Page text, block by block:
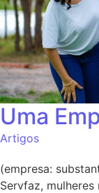
Uma
Artigos
(empresa:
Servfaz,